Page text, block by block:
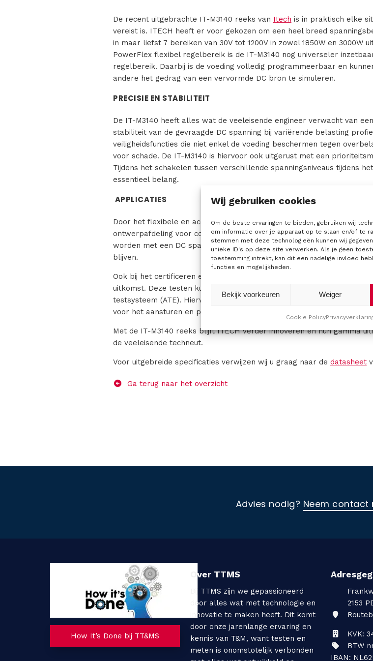
Wij gebruiken cookies
Om de beste ervaringen te bieden, gebruiken wij
om informatie over je apparaat op te slaan en/of te
stemmen met deze technologieën kunnen wij
unieke ID's op deze site verwerken. Als je geen
toestemming intrekt, kan dit een nadelige invloed
functies en mogelijkheden.
Weiger
Bekijk voorkeuren
Cookie Policy
De recent uitgebrachte IT-M3140 reeks van Itech is in praktisch elke
vereist is. ITECH heeft er voor gekozen om een heel breed
in maar liefst 7 bereiken van 30V tot 1200V in zowel 1850W en 3000W
PowerFlex flexibel regelbereik is de IT-M3140 nog universeler
regelbereik. Daarbij is de voeding volledig programmeerbaar en
andere het gedrag van een vervormde DC bron te simuleren.
PRECISIE EN STABILITEIT
De IT-M3140 heeft alles wat de veeleisende engineer verwacht van
stabiliteit van de gevraagde DC spanning bij variërende belasting
veiligheidsfuncties die niet enkel de voeding beschermen tegen
voor schade. De IT-M3140 is hiervoor ook uitgerust met een
Tijdens het schakelen tussen verschillende spanningsniveaus tijdens
essentieel belang.
APPLICATIES
Door het flexibele en accurate karakter is de IT-M3140 serie bij veel
ontwerpafdeling voor communicatie modules die veelvuldig in de
worden met een DC spanning gevoed en er moet getest worden
blijven.
Ook bij het certificeren en uitvoeren van duurtesten op DC-DC
uitkomst. Deze testen kunnen geautomatiseerd worden uitgevoerd
testsysteem (ATE). Hiervoor is de IT-M3140 voorzien van de meest
voor het aansturen en programmeren is gratis verkrijgbaar.
Met de IT-M3140 reeks blijft ITECH verder innoveren en hun gamma
de veeleisende techneut.
Voor uitgebreide specificaties verwijzen wij u graag naar de datasheet
Ga terug naar het overzicht
Advies nodig? Neem contact
How It’s Done bij TT&MS
Over TTMS
Bij TTMS zijn we gepassioneerd
door alles wat met technologie en
innovatie te maken heeft. Dit komt
door onze jarenlange ervaring en
kennis van T&M, want testen en
meten is onomstotelijk verbonden
2153
KVK:
BTW
IBAN: